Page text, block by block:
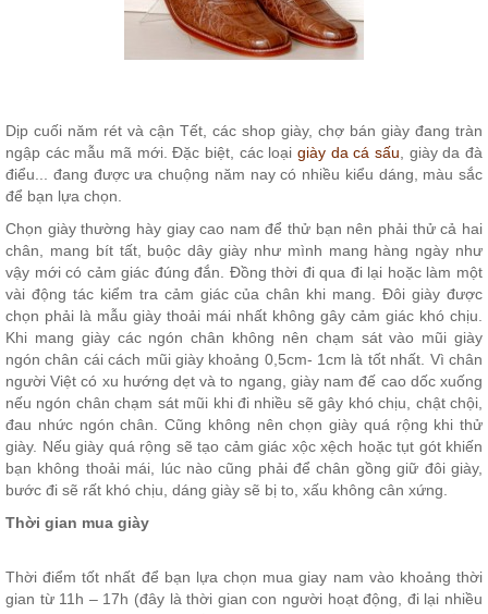
Dịp cuối năm rét và cận Tết, các shop giày, chợ bán giày đang tràn
ngập các mẫu mã mới. Đặc biệt, các loại giày da cá sấu , giày da đà
điểu... đang được ưa chuộng năm nay có nhiều kiểu dáng, màu sắc
để bạn lựa chọn.
Chọn giày thường hày giay cao nam để thử bạn nên phải thử cả hai
chân, mang bít tất, buộc dây giày như mình mang hàng ngày như
vậy mới có cảm giác đúng đắn. Đồng thời đi qua đi lại hoặc làm một
vài động tác kiểm tra cảm giác của chân khi mang. Đôi giày được
chọn phải là mẫu giày thoải mái nhất không gây cảm giác khó chịu.
Khi mang giày các ngón chân không nên chạm sát vào mũi giày
ngón chân cái cách mũi giày khoảng 0,5cm- 1cm là tốt nhất. Vì chân
người Việt có xu hướng dẹt và to ngang, giày nam đế cao dốc xuống
nếu ngón chân chạm sát mũi khi đi nhiều sẽ gây khó chịu, chật chội,
đau nhức ngón chân. Cũng không nên chọn giày quá rộng khi thử
giày. Nếu giày quá rộng sẽ tạo cảm giác xộc xệch hoặc tụt gót khiến
bạn không thoải mái, lúc nào cũng phải để chân gồng giữ đôi giày,
bước đi sẽ rất khó chịu, dáng giày sẽ bị to, xấu không cân xứng.
Thời gian mua giày
Thời điểm tốt nhất để bạn lựa chọn mua giay nam vào khoảng thời
gian từ 11h – 17h (đây là thời gian con người hoạt động, đi lại nhiều